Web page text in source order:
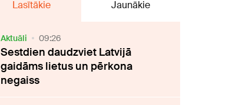
Lasītākie Jaunākie
Aktuāli 09:26
Sestdien daudzviet Latvijā
gaidāms lietus un pērkona
negaiss